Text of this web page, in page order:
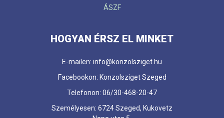
ÁSZF
HOGYAN ÉRSZ EL MINKET
E-mailen: info@konzolsziget.hu
Facebookon: Konzolsziget Szeged
Telefonon: 06/30-468-20-47
Személyesen: 6724 Szeged, Kukovetz